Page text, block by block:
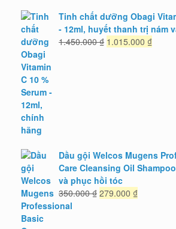
Tinh chất dưỡng Obagi
- 12ml, huyết thanh trị nám
1.450.000₫ Giá
1.015.000 ₫Giá
Dầu gội Welcos Mugens
Care Cleansing Oil
và phục hồi tóc
350.000₫ Giá
279.000 ₫Giá